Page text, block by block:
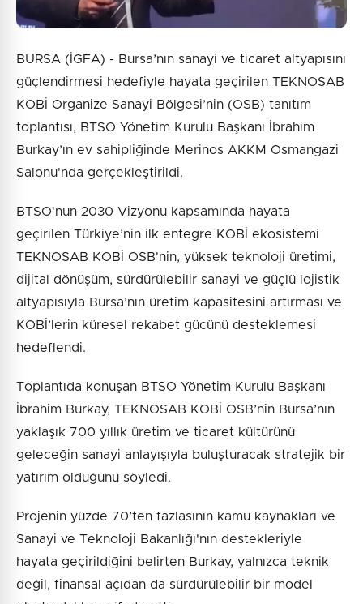
BURSA (İGFA) - Bursa’nın sanayi ve ticaret altyapısını
güçlendirmesi hedefiyle hayata geçirilen TEKNOSAB
KOBİ Organize Sanayi Bölgesi’nin (OSB) tanıtım
toplantısı, BTSO Yönetim Kurulu Başkanı İbrahim
Burkay’ın ev sahipliğinde Merinos AKKM Osmangazi
Salonu'nda gerçekleştirildi.
BTSO'nun 2030 Vizyonu kapsamında hayata
geçirilen Türkiye’nin ilk entegre KOBİ ekosistemi
TEKNOSAB KOBİ OSB'nin, yüksek teknoloji üretimi,
dijital dönüşüm, sürdürülebilir sanayi ve güçlü lojistik
altyapısıyla Bursa’nın üretim kapasitesini artırması ve
KOBİ’lerin küresel rekabet gücünü desteklemesi
hedeflendi.
Toplantıda konuşan BTSO Yönetim Kurulu Başkanı
İbrahim Burkay, TEKNOSAB KOBİ OSB’nin Bursa’nın
yaklaşık 700 yıllık üretim ve ticaret kültürünü
geleceğin sanayi anlayışıyla buluşturacak stratejik bir
yatırım olduğunu söyledi.
Projenin yüzde 70’ten fazlasının kamu kaynakları ve
Sanayi ve Teknoloji Bakanlığı'nın destekleriyle
hayata geçirildiğini belirten Burkay, yalnızca teknik
değil, finansal açıdan da sürdürülebilir bir model